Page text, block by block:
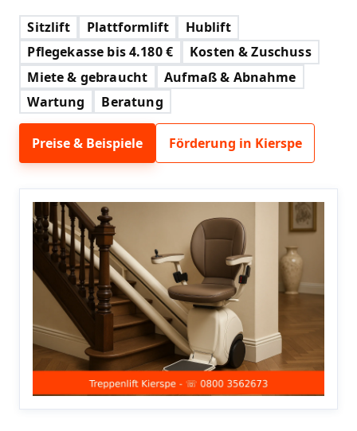
Sitzlift Plattformlift
Hublift
Pflegekasse bis 4.180 €
Kosten & Zuschuss
Miete & gebraucht
Aufmaß & Abnahme
Wartung
Beratung
Preise & Beispiele Förderung in Kierspe